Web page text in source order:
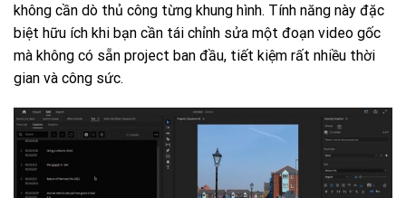
không cần dò thủ công từng khung hình. Tính năng này đặc
biệt hữu ích khi bạn cần tái chỉnh sửa một đoạn video gốc
mà không có sẵn project ban đầu, tiết kiệm rất nhiều thời
gian và công sức.